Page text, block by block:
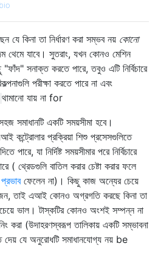
যে কিনা তা নির্ধারণ করা সম্ভব নয় কোনো
থেমে যাবে। সুতরাং, যখন কোনও মেশিন
সনাক্ত করতে পারে, তবুও এটি নির্বিচারে
পরীক্ষা করতে পারে না এবং
থামানো যায় না for
সমাধানটি একটি সময়সীমা হবে।
কন্ট্রোলার প্রক্রিয়া শিশু প্রসেসগুলিতে
পারে, যা নির্দিষ্ট সময়সীমার পরে নির্বিচারে
( থ্রেডগুলি বাতিল করার চেষ্টা করার ফলে
ফেলেন না)। কিছু কাজ অন্যের চেয়ে
তাই এআই কোনও অগ্রগতি করছে কিনা তা
ভাল। টাস্কটির কোনও অংশই সম্পন্ন না
করা (উদাহরণস্বরূপ তালিকায় একটি সম্ভাবনা
দেয় যে অনুরোধটি সমাধানযোগ্য নয় be